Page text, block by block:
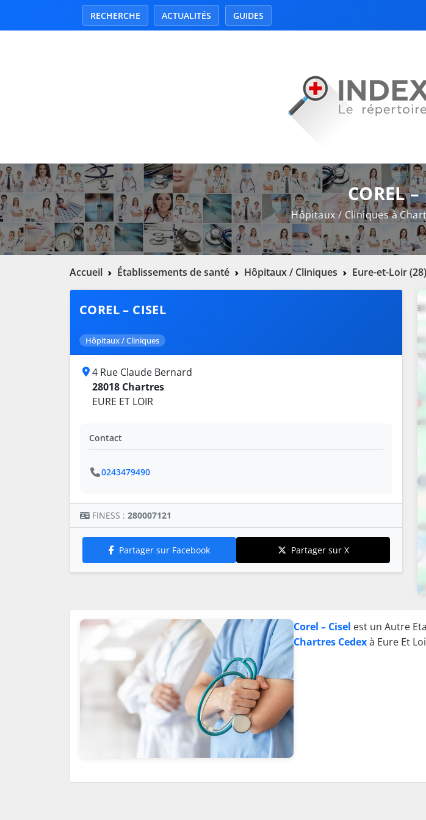
RECHERCHE ACTUALITÉS GUIDES
COREL –
Hôpitaux / Cliniques à
Accueil Établissements de santé Hôpitaux / Cliniques Eure-et-Loir (28)
COREL – CISEL
Hôpitaux / Cliniques
4 Rue Claude Bernard
28018 Chartres
EURE ET LOIR
Contact
0243479490
FINESS : 280007121
Partager sur Facebook Partager sur X
Corel – Cisel est un Autre
Chartres Cedexà Eure Et